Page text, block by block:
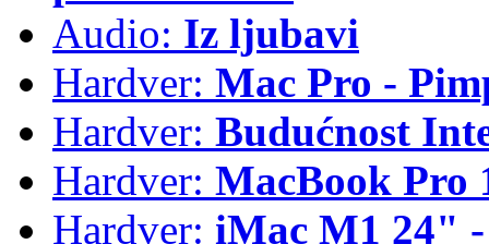
Audio: Iz ljubavi
Hardver: Mac Pro -
Hardver: Budućnost
Hardver: MacBook Pro
Hardver: iMac M1 24"